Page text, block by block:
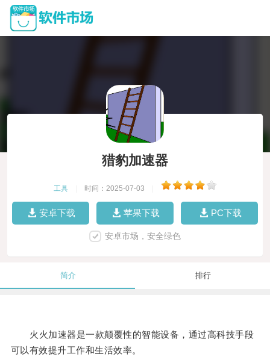
猎豹加速器
工具 时间：2025-07-03
安卓下载 苹果下载 PC下载
安卓市场，安全绿色
简介 排行
火火加速器是一款颠覆性的智能设备，通过高科技手段
可以有效提升工作和生活效率。